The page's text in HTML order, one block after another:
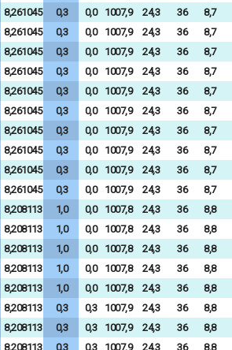
8,261045 0,3 0,0 1007,9 24,3 36
8,7
8,261045 0,3 0,0 1007,9 24,3 36
8,7
8,261045 0,3 0,0 1007,9 24,3 36
8,7
8,261045 0,3 0,0 1007,9 24,3 36
8,7
8,261045 0,3 0,0 1007,9 24,3 36
8,7
8,261045 0,3 0,0 1007,9 24,3 36
8,7
8,261045 0,3 0,0 1007,9 24,3 36
8,7
8,261045 0,3 0,0 1007,9 24,3 36
8,7
8,261045 0,3 0,0 1007,9 24,3 36
8,7
8,261045 0,3 0,0 1007,9 24,3 36
8,7
8,208113 1,0 0,0 1007,8 24,3 36
8,8
8,208113 1,0 0,0 1007,8 24,3 36
8,8
8,208113 1,0 0,0 1007,8 24,3 36
8,8
8,208113 1,0 0,0 1007,8 24,3 36
8,8
8,208113 1,0 0,0 1007,8 24,3 36
8,8
8,208113 0,3 0,3 1007,9 24,3 36
8,8
8,208113 0,3 0,3 1007,9 24,3 36
8,8
8,208113 0,3 0,3 1007,9 24,3 36 8,8